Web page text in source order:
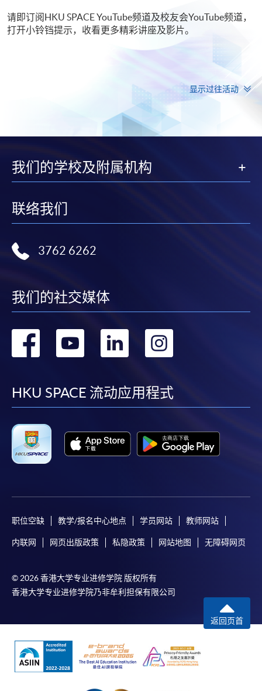
请即订阅HKU SPACE YouTube频道及校友会YouTube频道，
打开小铃铛提示，收看更多精彩讲座及影片。
显示过往活动
我们的学校及附属机构
联络我们
3762 6262
我们的社交媒体
转
facebook
转
youtube
转
linkedin
转
HKU SPACE 流动应用程式
职位空缺 教学/报名中心地点 学员网站 教师网站
内联网 网页出版政策 私隐政策 网站地图 无障碍网页
© 2026 香港大学专业进修学院 版权所有
香港大学专业进修学院乃非牟利担保有限公司
返回页首